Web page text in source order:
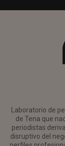
Laboratorio de
de Tena que
periodistas
disruptivo del